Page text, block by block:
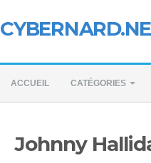
ACCUEIL CATÉGORIES
Johnny